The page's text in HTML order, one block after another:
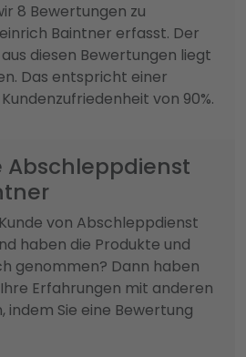
8 Bewertungen zu
Baintner erfasst. Der
diesen Bewertungen liegt
Das entspricht einer
von 90%.
Abschleppdienst
von Abschleppdienst
haben die Produkte und
genommen? Dann haben
Erfahrungen mit anderen
indem Sie eine Bewertung